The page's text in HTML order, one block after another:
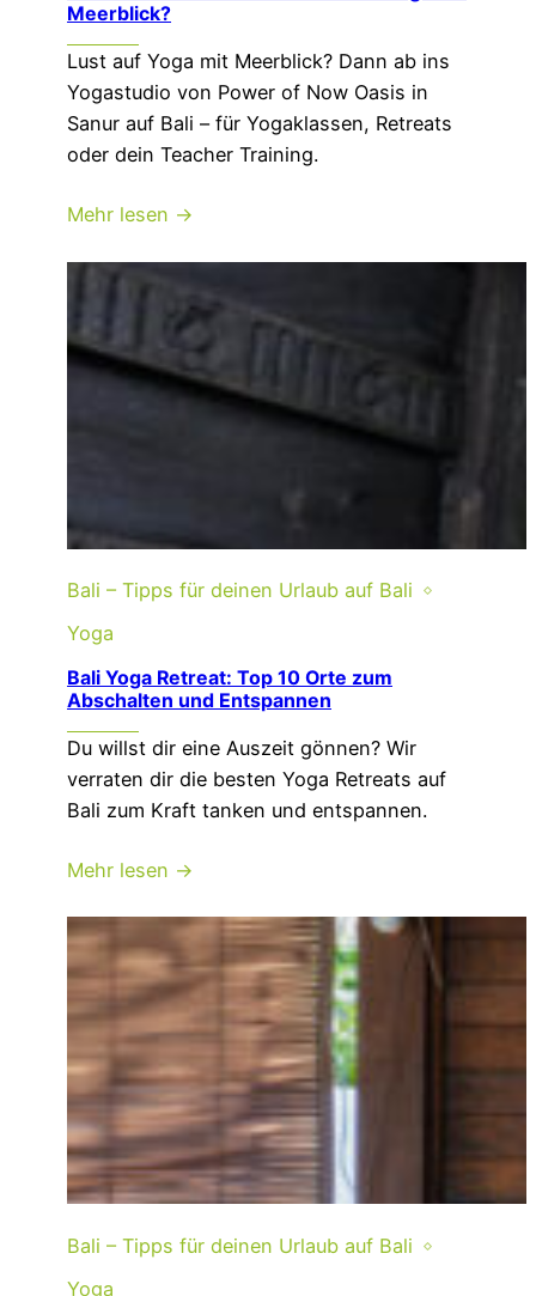
Meerblick?
Lust auf Yoga mit Meerblick? Dann ab ins
Yogastudio von Power of Now Oasis in
Sanur auf Bali – für Yogaklassen, Retreats
oder dein Teacher Training.
Mehr lesen →
Bali – Tipps für deinen Urlaub auf Bali
Yoga
Bali Yoga Retreat: Top 10 Orte zum
Abschalten und Entspannen
Du willst dir eine Auszeit gönnen? Wir
verraten dir die besten Yoga Retreats auf
Bali zum Kraft tanken und entspannen.
Mehr lesen →
Bali – Tipps für deinen Urlaub auf Bali
Yoga